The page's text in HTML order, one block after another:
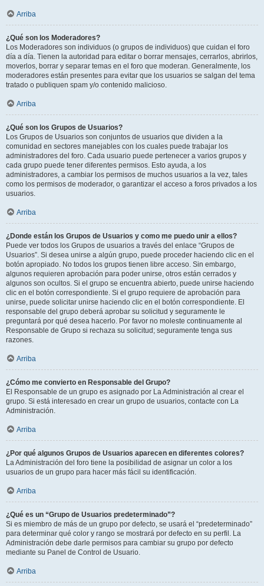
Arriba
¿Qué son los Moderadores?
Los Moderadores son individuos (o grupos de individuos) que cuidan el foro
día a día. Tienen la autoridad para editar o borrar mensajes, cerrarlos, abrirlos,
moverlos, borrar y separar temas en el foro que moderan. Generalmente, los
moderadores están presentes para evitar que los usuarios se salgan del tema
tratado o publiquen spam y/o contenido malicioso.
Arriba
¿Qué son los Grupos de Usuarios?
Los Grupos de Usuarios son conjuntos de usuarios que dividen a la
comunidad en sectores manejables con los cuales puede trabajar los
administradores del foro. Cada usuario puede pertenecer a varios grupos y
cada grupo puede tener diferentes permisos. Esto ayuda, a los
administradores, a cambiar los permisos de muchos usuarios a la vez, tales
como los permisos de moderador, o garantizar el acceso a foros privados a los
usuarios.
Arriba
¿Donde están los Grupos de Usuarios y como me puedo unir a ellos?
Puede ver todos los Grupos de usuarios a través del enlace “Grupos de
Usuarios”. Si desea unirse a algún grupo, puede proceder haciendo clic en el
botón apropiado. No todos los grupos tienen libre acceso. Sin embargo,
algunos requieren aprobación para poder unirse, otros están cerrados y
algunos son ocultos. Si el grupo se encuentra abierto, puede unirse haciendo
clic en el botón correspondiente. Si el grupo requiere de aprobación para
unirse, puede solicitar unirse haciendo clic en el botón correspondiente. El
responsable del grupo deberá aprobar su solicitud y seguramente le
preguntará por qué desea hacerlo. Por favor no moleste continuamente al
Responsable de Grupo si rechaza su solicitud; seguramente tenga sus
razones.
Arriba
¿Cómo me convierto en Responsable del Grupo?
El Responsable de un grupo es asignado por La Administración al crear el
grupo. Si está interesado en crear un grupo de usuarios, contacte con La
Administración.
Arriba
¿Por qué algunos Grupos de Usuarios aparecen en diferentes colores?
La Administración del foro tiene la posibilidad de asignar un color a los
usuarios de un grupo para hacer más fácil su identificación.
Arriba
¿Qué es un “Grupo de Usuarios predeterminado”?
Si es miembro de más de un grupo por defecto, se usará el “predeterminado”
para determinar qué color y rango se mostrará por defecto en su perfil. La
Administración debe darle permisos para cambiar su grupo por defecto
mediante su Panel de Control de Usuario.
Arriba